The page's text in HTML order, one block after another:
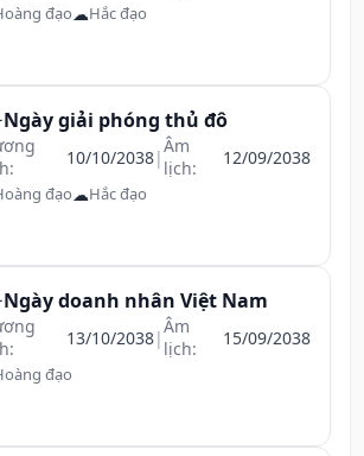
đạo☁Hắc đạo
Ngày giải phóng thủ đô
10/10/2038|Âm
lịch:
12/09/2038
đạo☁Hắc đạo
Ngày doanh nhân Việt Nam
13/10/2038|Âm
lịch:
15/09/2038
đạo